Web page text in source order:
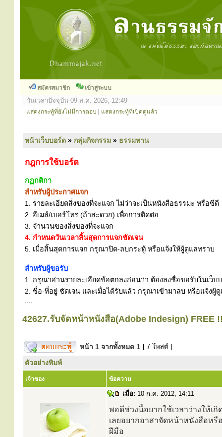
สมัครสมาชิก เข้าสู่ระบบ
วันเวลาปัจจุบัน 09 ส.ค. 2026, 12:49
แสดงกระทู้ที่ยังไม่มีการตอบ แสดงกระทู้ที่เปิดดูแล้ว
หน้าเว็บบอร์ด » กลุ่มกิจกรรม » ธรรมทาน
กฎการใช้บอร์ด
กฏกติกา
สำหรับผู้ประกาศแจก
1. รายละเอียดสิ่งของที่จะแจก ไม่ว่าจะเป็นหนังสือธรรมะ หรือซีดี
2. อีเมล์/เบอร์โทร (ถ้าสะดวก) เพื่อการติดต่อ
3. จำนวนของสิ่งของที่จะแจก
4. กำหนดวันเวลาสิ้นสุดการแจกชัดเจน
5. เมื่อสิ้นสุดการแจก กรุณาปิด-ลบกระทู้ หรือแจ้งให้ผู้ดูแลทราบ
สำหรับผู้ขอรับ
1. กรุณาอ่านรายละเอียดข้อตกลงก่อนว่า ต้องลงชื่อขอรับในเว็บ
2. ชื่อ-ที่อยู่ ชัดเจน และเมื่อได้รับแล้ว กรุณาเข้ามาลบ หรือแจ้ง
42627.รับจัดหน้าหนังสือ(Adobe Indesign) FREE
หน้า 1 จากทั้งหมด 1 [ 7 โพสต์ ]
ตัวอย่างพิมพ์
เจ้าของ ข้อความ
เมื่อ: 10 ก.ค. 2012, 14:11
พอดีช่วงนี้อยากใช้เวลาว่างให้เ
เลยอยากอาสาจัดหน้าหนังสือหรื
ฝีมือ